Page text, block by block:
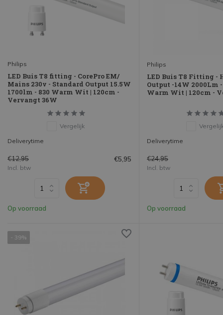
Philips
LED Buis T8 fitting - CorePro EM/
Mains 230v - Standard Output 15.5W
1700lm - 830 Warm Wit | 120cm -
Vervangt 36W
Vergelijk
Deliverytime
€12,95 €5,95
Incl. btw
Op voorraad
Philips
LED Buis T8 Fitting -
Output -14W 2000Lm
Warm Wit | 120cm -
Deliverytime
€24,95
Incl. btw
Op voorraad
- 39%